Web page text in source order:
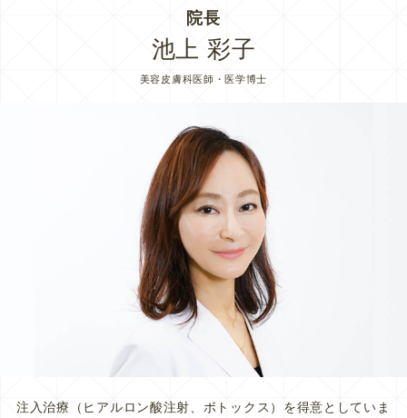
院長
池上 彩子
美容皮膚科医師・医学博士
注入治療（ヒアルロン酸注射、ボトックス）を得意としていま